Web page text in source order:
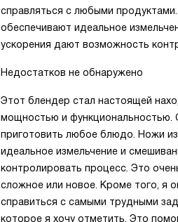
справляться с любыми
обеспечивают идеальное
ускорения дают возможность
Недостатков не обнаружено
Этот блендер стал настоящей
мощностью и функциональностью.
приготовить любое блюдо. Ножи
идеальное измельчение и
контролировать процесс. Это
сложное или новое. Кроме того, я
справиться с самыми трудными
которое я хочу отметить. Это